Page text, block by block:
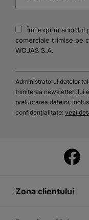
Îmi exprim acordul
comerciale trimise pe
WOJAS S.A.
Administratorul datelor
trimiterea newsletterului
prelucrarea datelor,
confidențialitate: vezi
Zona clientului